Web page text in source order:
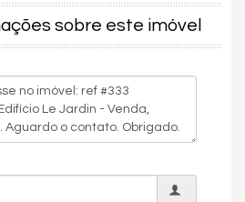
a gás
sobre este imóvel